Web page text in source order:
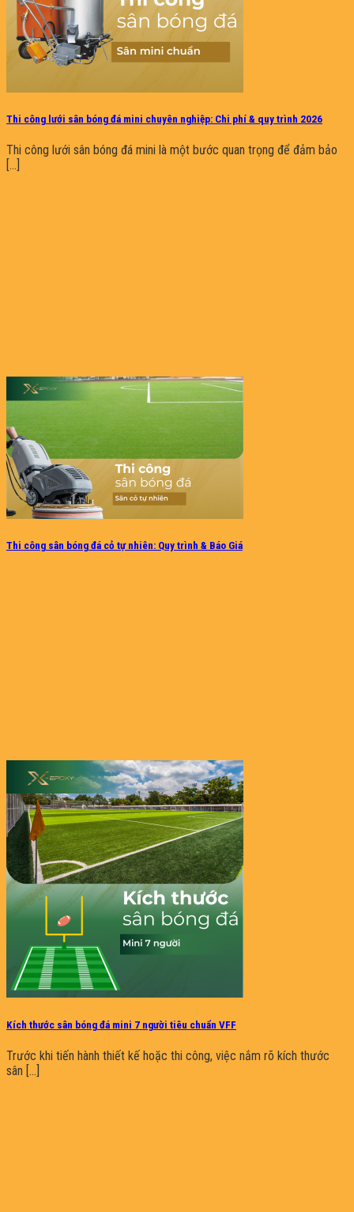
Thi công lưới sân bóng đá mini chuyên nghiệp: Chi phí & quy trình 2026
Thi công lưới sân bóng đá mini là một bước quan trọng để đảm bảo
[...]
Thi công sân bóng đá cỏ tự nhiên: Quy trình & Báo Giá
Kích thước sân bóng đá mini 7 người tiêu chuẩn VFF
Trước khi tiến hành thiết kế hoặc thi công, việc nắm rõ kích thước
sân [...]